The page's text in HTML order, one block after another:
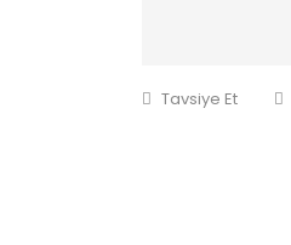
Tavsiye Et